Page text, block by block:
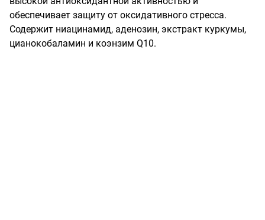
обеспечивает защиту от оксидативного стресса.
Содержит ниацинамид, аденозин, экстракт куркумы,
цианокобаламин и коэнзим Q10.